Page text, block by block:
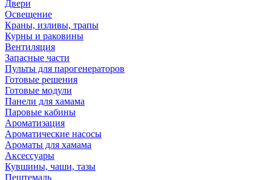
Двери
Освещение
Краны, изливы, трапы
Курны и раковины
Вентиляция
Запасные части
Пульты для парогенераторов
Готовые решения
Готовые модули
Панели для хамама
Паровые кабины
Ароматизация
Ароматические насосы
Ароматы для хамама
Аксессуары
Кувшины, чаши, тазы
Пештемаль